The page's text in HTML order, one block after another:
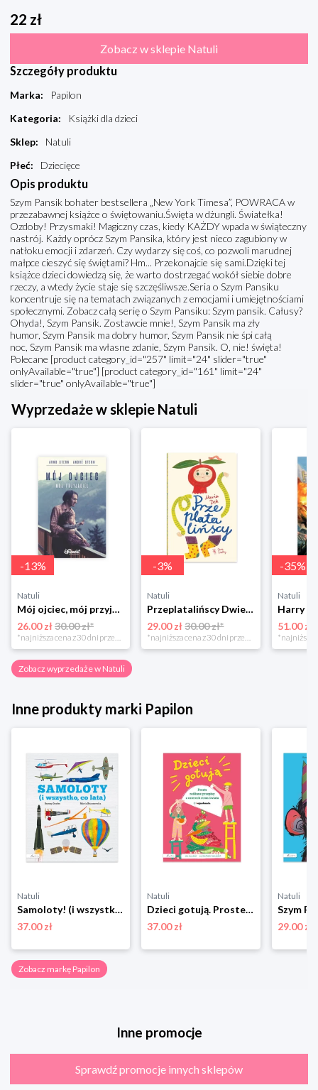
22 zł
Zobacz w sklepie Natuli
Szczegóły produktu
Marka:
Papilon
Kategoria:
Książki dla dzieci
Sklep:
Natuli
Płeć: Dziecięce
Opis produktu
Szym Pansik bohater bestsellera „New York Timesa”, POWRACA w
przezabawnej książce o świętowaniu.Święta w dżungli. Światełka!
Ozdoby! Przysmaki! Magiczny czas, kiedy KAŻDY wpada w świąteczny
nastrój. Każdy oprócz Szym Pansika, który jest nieco zagubiony w
natłoku emocji i zdarzeń. Czy wydarzy się coś, co pozwoli marudnej
małpce cieszyć się świętami? Hm... Przekonajcie się sami.Dzięki tej
książce dzieci dowiedzą się, że warto dostrzegać wokół siebie dobre
rzeczy, a wtedy życie staje się szczęśliwsze.Seria o Szym Pansiku
koncentruje się na tematach związanych z emocjami i umiejętnościami
społecznymi. Zobacz całą serię o Szym Pansiku: Szym pansik. Całusy?
Ohyda!, Szym Pansik. Zostawcie mnie!, Szym Pansik ma zły
humor, Szym Pansik ma dobry humor, Szym Pansik nie śpi całą
noc, Szym Pansik ma własne zdanie, Szym Pansik. O, nie! święta!
Polecane [product category_id="257" limit="24" slider="true"
onlyAvailable="true"] [product category_id="161" limit="24"
slider="true" onlyAvailable="true"]
Wyprzedaże w sklepie Natuli
-13%
Natuli
Mój ojciec, mój przyjaciel Element
26.00 zł30.00 zł*
*najniższa cena z 30 dni przed obniżką
-3%
Natuli
Przeplatalińscy Dwie siostry
29.00 zł 30.00 zł*
*najniższa cena z 30 dni przed obniżką
-35%
Natuli
51.00 zł
Zobacz wyprzedaże w Natuli
Inne produkty marki Papilon
Natuli
Samoloty! (i wszystko co lata) Papilon
37.00 zł
Natuli
Dzieci gotują. Proste roślinne przepisy z czterech stron świata Papilon
37.00 zł
Natuli
29.00 zł
Zobacz markę Papilon
Inne promocje
Sprawdź promocje innych sklepów